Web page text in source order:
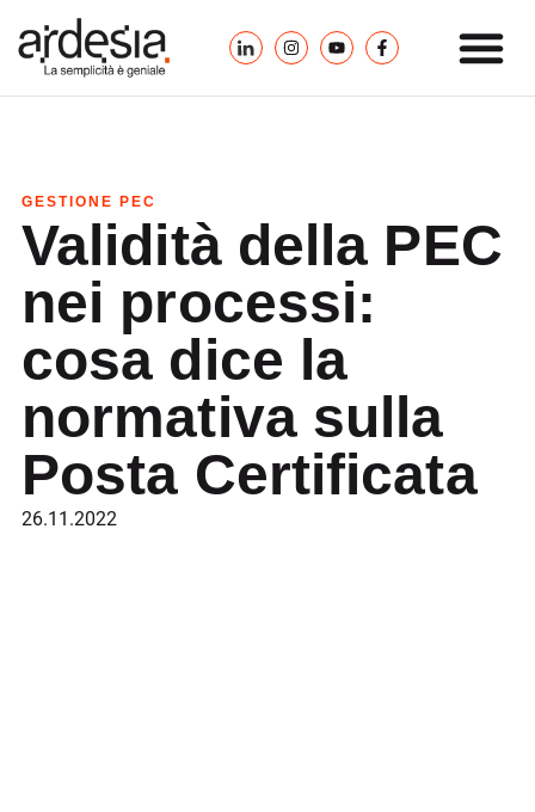
GESTIONE PEC
Validità della PEC
nei processi:
cosa dice la
normativa sulla
Posta Certificata
26.11.2022